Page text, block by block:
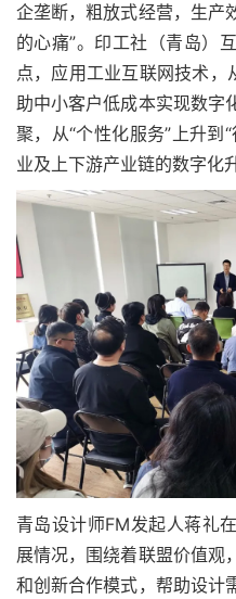
企垄断，粗放式经营，生产
的心痛”。印工社（青岛）
点，应用工业互联网技术，
助中小客户低成本实现数字
聚，从“个性化服务”上升到
业及上下游产业链的数字化
青岛设计师FM发起人蒋礼
展情况，围绕着联盟价值观
和创新合作模式，帮助设计